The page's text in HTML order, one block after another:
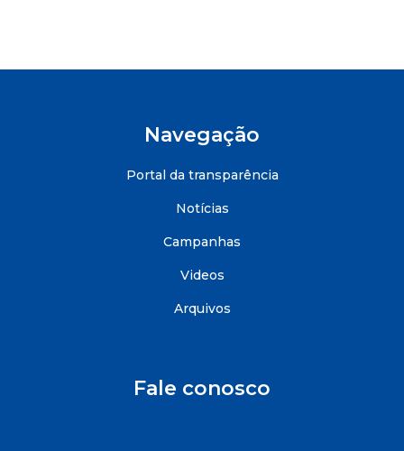
Navegação
Portal da transparência
Notícias
Campanhas
Videos
Arquivos
Fale conosco